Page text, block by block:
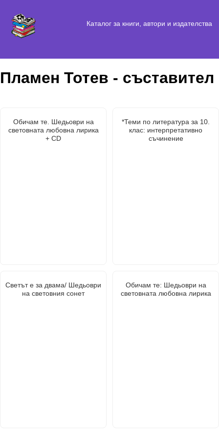
Каталог за книги, автори и издателства
Пламен Тотев - съставител
Обичам те. Шедьоври на
световната любовна лирика
+ CD
*Теми по литература за 10.
клас: интерпретативно
съчинение
Светът е за двама/ Шедьоври
на световния сонет
Обичам те: Шедьоври на
световната любовна лирика